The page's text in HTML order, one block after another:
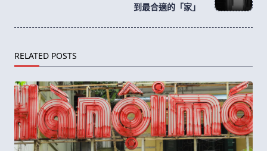
到最合適的「家」
RELATED POSTS